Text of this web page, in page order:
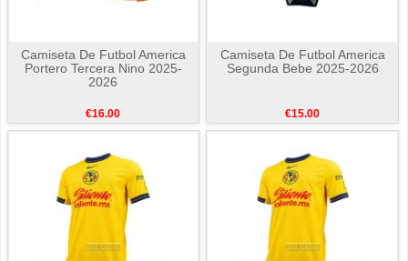
Camiseta De Futbol America
Portero Tercera Nino 2025-
2026
€16.00
Camiseta De Futbol America
Segunda Bebe 2025-2026
€15.00